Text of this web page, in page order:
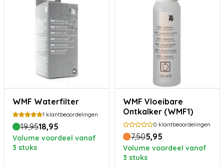
WMF Waterfilter
1 klantbeoordelingen
19,9518,95
Volume voordeel vanaf
3 stuks
WMF Vloeibare
Ontkalker (WMF1)
0 klantbeoordelingen
7,505,95
Volume voordeel vanaf
3 stuks